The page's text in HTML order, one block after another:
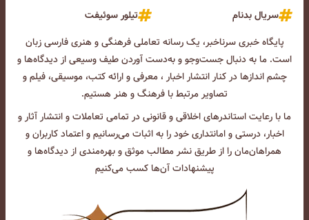
سریال بدنام
تیلور سوئیفت
پایگاه خبری سرناخبر، یک رسانه تعاملی فرهنگی و هنری فارسی زبان
است. ما به دنبال جست‌و‌جو و به‌دست آوردن طیف وسیعی از دیدگاه‌ها و
چشم انداز‌ها در کنار انتشار اخبار ، معرفی و ارائه کتب، موسیقی، فیلم و
تصاویر مرتبط با فرهنگ و هنر هستیم.
ما با رعایت استاندرهای اخلاقی و قانونی در تمامی تعاملات و انتشار آثار و
اخبار، درستی و امانتداری خود را به اثبات می‌رسانیم و اعتماد کاربران و
همراهان‌مان را از طریق نشر مطالب موثق و بهره‌مندی از دیدگاه‌ها و
پیشنهادات آن‌ها کسب می‌کنیم